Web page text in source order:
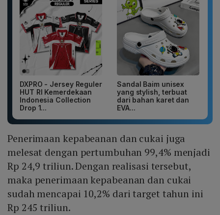
DXPRO - Jersey Reguler
HUT RI Kemerdekaan
Indonesia Collection
Drop 1...
Sandal Baim unisex
yang stylish, terbuat
dari bahan karet dan
EVA...
Penerimaan kepabeanan dan cukai juga
melesat dengan pertumbuhan 99,4% menjadi
Rp 24,9 triliun. Dengan realisasi tersebut,
maka penerimaan kepabeanan dan cukai
sudah mencapai 10,2% dari target tahun ini
Rp 245 triliun.